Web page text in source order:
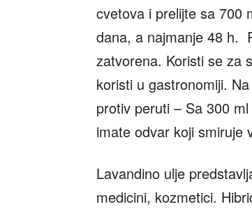
cvetova i prelijte sa 700
dana, a najmanje 48 h.
zatvorena. Koristi se za
koristi u gastronomiji.
protiv peruti – Sa 300
imate odvar koji smiruje
Lavandino ulje
medicini, kozmetici.